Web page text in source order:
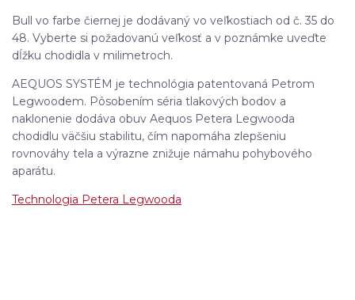
Bull vo farbe čiernej je dodávaný vo veľkostiach od č. 35 do
48. Vyberte si požadovanú veľkosť a v poznámke uveďte
dĺžku chodidla v milimetroch.
AEQUOS SYSTÉM je technológia patentovaná Petrom
Legwoodem. Pôsobením séria tlakových bodov a
naklonenie dodáva obuv Aequos Petera Legwooda
chodidlu väčšiu stabilitu, čím napomáha zlepšeniu
rovnováhy tela a výrazne znižuje námahu pohybového
aparátu.
Technologia Petera Legwooda